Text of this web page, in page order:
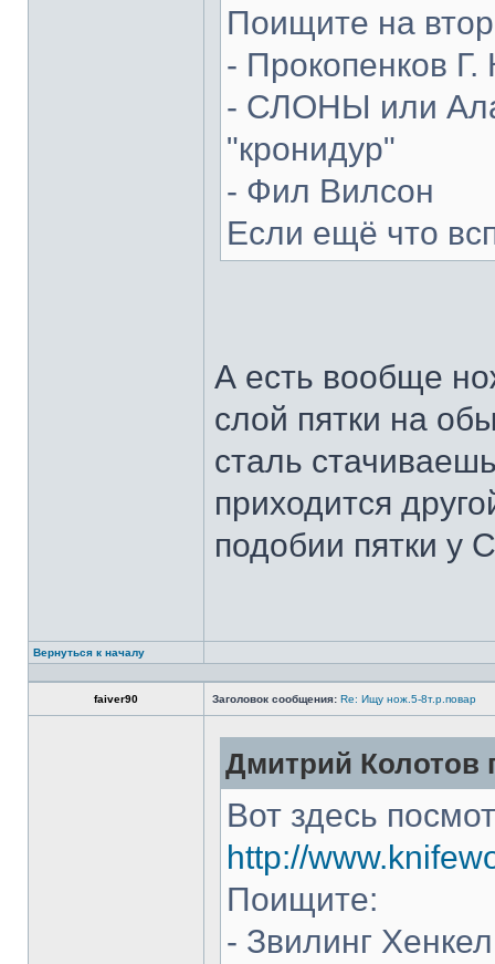
Поищите на
- Прокопенков Г.
- СЛОНЫ или
"кронидур"
- Фил Вилсон
Если ещё что
А есть вообще
слой пятки на
сталь
приходится
подобии пятки у
Вернуться к началу
faiver90 Заголовок сообщения: Re: Ищу нож.5-8т.р.повар
Дмитрий Колотов
Вот здесь
http://
Поищите:
- Звилинг